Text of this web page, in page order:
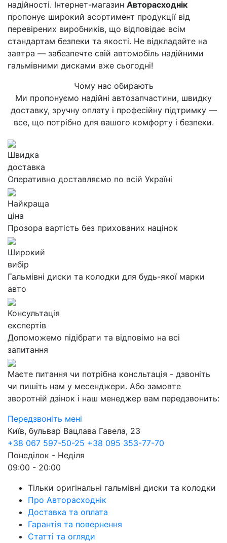
надійності. Інтернет-магазин Авторасходнік
пропонує широкий асортимент продукції від
перевірених виробників, що відповідає всім
стандартам безпеки та якості. Не відкладайте на
завтра — забезпечте свій автомобіль надійними
гальмівними дисками вже сьогодні!
Чому нас обирають
Ми пропонуємо надійні автозапчастини, швидку
доставку, зручну оплату і професійну підтримку —
все, що потрібно для вашого комфорту і безпеки.
Швидка
доставка
Оперативно доставляємо по всій Україні
Найкраща
ціна
Прозора вартість без прихованих націнок
Широкий
вибір
Гальмівні диски та колодки для будь-якої марки
авто
Консультація
експертів
Допоможемо підібрати та відповімо на всі
запитання
Маєте питання чи потрібна консльтація - дзвоніть
чи пишіть нам у месенджери. Або замовте
зворотній дзінок і наш менеджер вам передзвонить:
Передзвоніть мені
Київ, бульвар Вацлава Гавела, 23
+38 067 597-50-25 +38 095 353-77-70
Понеділок - Неділя
09:00 - 20:00
Тільки оригінальні гальмівні диски та колодки
Про Авторасходнік
Доставка та оплата
Гарантія та повернення
Статті та огляди